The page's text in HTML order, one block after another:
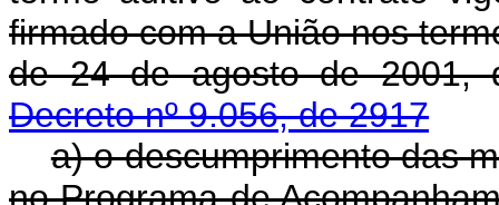
firmado com a União nos
de 24 de agosto de 2001,
Decreto nº 9.056, de 2917
a) o descumprimento das